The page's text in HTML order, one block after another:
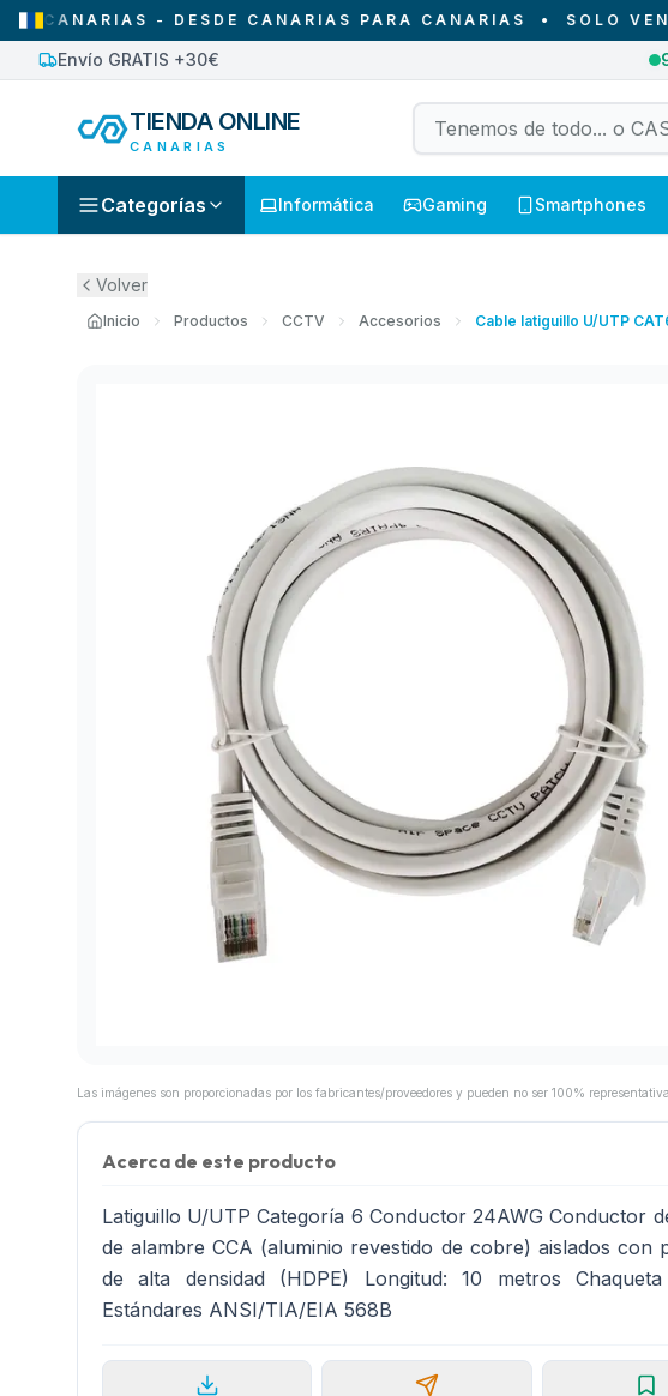
- DESDE CANARIAS PARA CANARIAS• SOLO
Envío GRATIS +30€
TIENDA ONLINE
CANARIAS
Categorías Informática Gaming Smartphones
Volver
Inicio Productos CCTV Accesorios Cable latiguillo U/UTP
Acerca de este producto
Latiguillo U/UTP Categoría 6 Conductor 24AWG Conductor
de alambre CCA (aluminio revestido de cobre) aislados con
de alta densidad (HDPE) Longitud: 10 metros
Estándares ANSI/TIA/EIA 568B